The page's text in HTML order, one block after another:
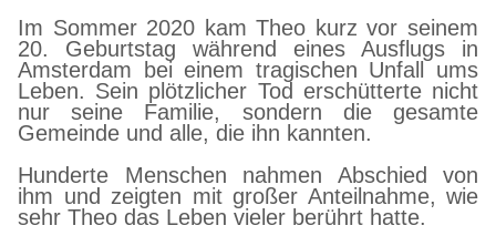
Im Sommer 2020 kam Theo kurz vor seinem
20. Geburtstag während eines Ausflugs in
Amsterdam bei einem tragischen Unfall ums
Leben. Sein plötzlicher Tod erschütterte nicht
nur seine Familie, sondern die gesamte
Gemeinde und alle, die ihn kannten.
Hunderte Menschen nahmen Abschied von
ihm und zeigten mit großer Anteilnahme, wie
sehr Theo das Leben vieler berührt hatte.